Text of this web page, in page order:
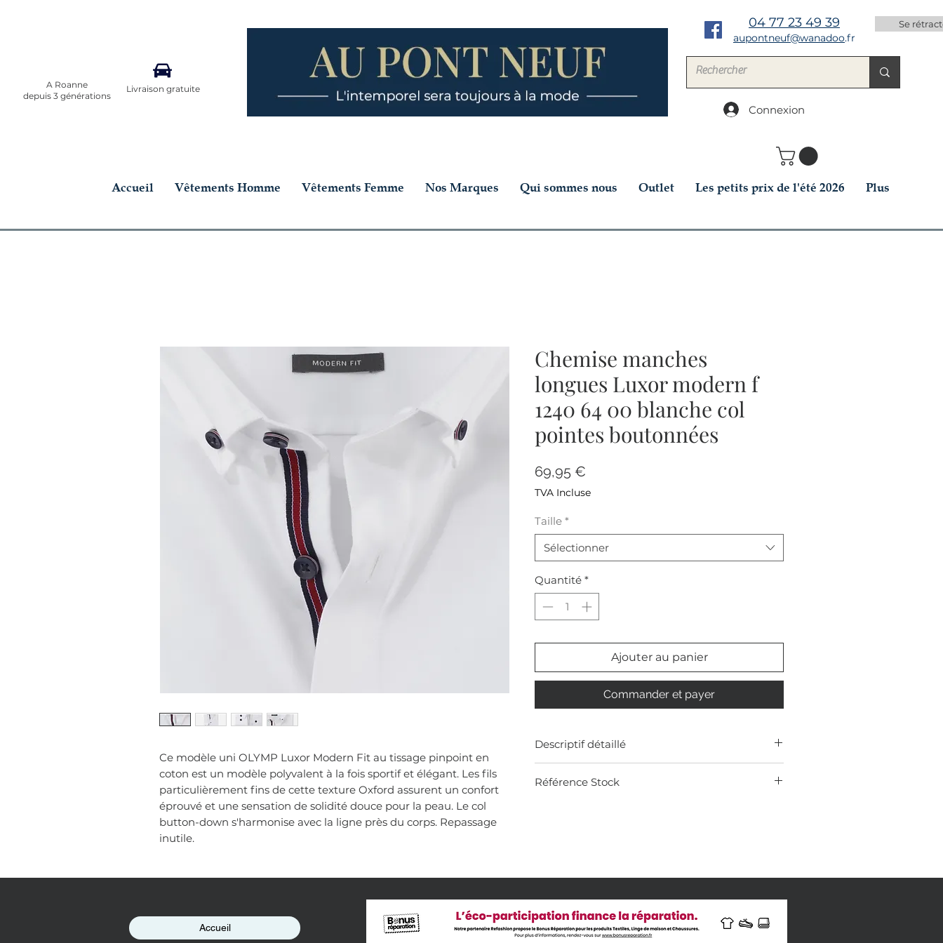
A Roanne
depuis 3 générations
Livraison gratuite
04 77 23 49 39
aupontneuf@wanadoo.fr
Se
Connexion
Accueil Vêtements Homme Vêtements Femme Nos Marques Qui sommes nous Outlet Les petits prix de l'été 2026 Plus
Ce modèle uni OLYMP Luxor Modern Fit au tissage pinpoint en
coton est un modèle polyvalent à la fois sportif et élégant. Les fils
particulièrement fins de cette texture Oxford assurent un confort
éprouvé et une sensation de solidité douce pour la peau. Le col
button-down s'harmonise avec la ligne près du corps. Repassage
inutile.
Chemise manches
longues Luxor modern f
1240 64 00 blanche col
pointes boutonnées
69,95 €
TVA Incluse
Taille *
Sélectionner
Quantité *
Ajouter au panier
Commander et payer
Descriptif détaillé
Col pointes boutonnées
Référence Stock
Accueil